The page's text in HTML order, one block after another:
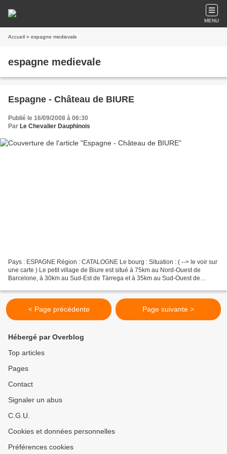
MENU
Accueil » espagne medievale
espagne medievale
Espagne - Château de BIURE
Publié le 16/09/2008 à 06:30
Par Le Chevalier Dauphinois
Pays : ESPAGNE Région : CATALOGNE Le bourg : Situation : ( --> le voir sur
une carte ) Le petit village de Biure est situé à 75km au Nord-Ouest de
Barcelone, à 30km au Sud-Est de Tàrrega et à 35km au Sud-Ouest de
< Page précédente Page suivante >
Hébergé par Overblog
Top articles
Pages
Contact
Signaler un abus
C.G.U.
Cookies et données personnelles
Préférences cookies